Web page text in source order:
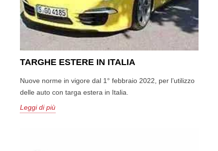
TARGHE ESTERE IN ITALIA
Nuove norme in vigore dal 1° febbraio 2022, per l’utilizzo
delle auto con targa estera in Italia.
Leggi di più